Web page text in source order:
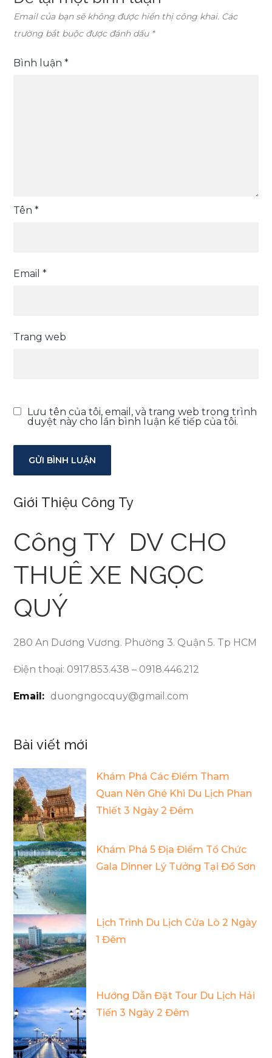
Email của bạn sẽ không được hiển thị công khai. Các
trường bắt buộc được đánh dấu *
Bình luận*
Tên*
Email*
Trang web
Lưu tên của tôi, email, và trang web trong trình
duyệt này cho lần bình luận kế tiếp của tôi.
Giới Thiệu Công Ty
Công TY DV CHO
THUÊ XE NGỌC
QUÝ
280 An Dương Vương. Phường 3. Quận 5. Tp HCM
Điện thoại: 0917.853.438 – 0918.446.212
Email: duongngocquy@gmail.com
Bài viết mới
Khám Phá Các Điểm Tham
Quan Nên Ghé Khi Du Lịch Phan
Thiết 3 Ngày 2 Đêm
Khám Phá 5 Địa Điểm Tổ Chức
Gala Dinner Lý Tưởng Tại Đồ Sơn
Lịch Trình Du Lịch Cửa Lò 2 Ngày
1 Đêm
Hướng Dẫn Đặt Tour Du Lịch Hải
Tiến 3 Ngày 2 Đêm